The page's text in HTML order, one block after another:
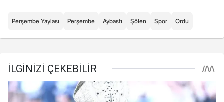
Perşembe Yaylası Perşembe Aybastı Şölen Spor Ordu